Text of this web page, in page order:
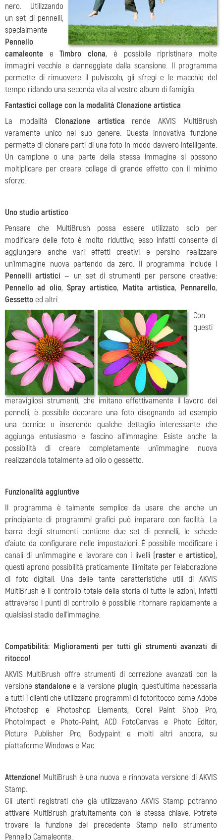
nero. Utilizzando
un set di pennelli,
specialmente
Pennello
camaleonte eTimbro clona, è possibile ripristinare molte
immagini vecchie e danneggiate dalla scansione. Il programma
permette di rimuovere il pulviscolo, gli sfregi e le macchie del
tempo ridando una seconda vita al vostro album di famiglia.
Fantastici collage con la modalità Clonazione artistica
La modalità Clonazione artistica rende AKVIS MultiBrush
veramente unico nel suo genere. Questa innovativa funzione
permette di clonare parti di una foto in modo davvero intelligente.
Un campione o una parte della stessa immagine si possono
moltiplicare per creare collage di grande effetto con il minimo
sforzo.
Uno studio artistico
Pensare che MultiBrush possa essere utilizzato solo per
modificare delle foto è molto riduttivo, esso infatti consente di
aggiungere anche vari effetti creativi e persino realizzare
un'immagine nuova partendo da zero. Il programma include i
Pennelli artistici — un set di strumenti per persone creative:
Pennello ad olio,Spray artistico, Matita artistica, Pennarello,
Gessetto ed altri.
Con
questi
meravigliosi strumenti, che imitano effettivamente il lavoro dei
pennelli, è possibile decorare una foto disegnando ad esempio
una cornice o inserendo qualche dettaglio interessante che
aggiunga entusiasmo e fascino all’immagine. Esiste anche la
possibilità di creare completamente un’immagine nuova
realizzandola totalmente ad olio o gessetto.
Funzionalità aggiuntive
Il programma è talmente semplice da usare che anche un
principiante di programmi grafici può imparare con facilità. La
barra degli strumenti contiene due set di pennelli, le schede
d’aiuto da configurare nelle impostazioni. È possibile modificare i
canali di un’immagine e lavorare con i livelli (raster eartistico),
questi aprono possibilità praticamente illimitate per l'elaborazione
di foto digitali. Una delle tante caratteristiche utili di AKVIS
MultiBrush è il controllo totale della storia di tutte le azioni, infatti
attraverso i punti di controllo è possibile ritornare rapidamente a
qualsiasi stadio dell’immagine.
Compatibilità: Miglioramenti per tutti gli strumenti avanzati di
ritocco!
AKVIS MultiBrush offre strumenti di correzione avanzati con la
versionestandalone e la versione plugin, quest’ultima necessaria
a tutti i clienti che utilizzano programmi di fotoritocco come Adobe
Photoshop e Photoshop Elements, Corel Paint Shop Pro,
PhotoImpact e Photo-Paint, ACD FotoCanvas e Photo Editor,
Picture Publisher Pro, Bodypaint e molti altri ancora, su
piattaforme Windows e Mac.
Attenzione! MultiBrush è una nuova e rinnovata versione di AKVIS
Stamp.
Gli utenti registrati che già utilizzavano AKVIS Stamp potranno
attivare MultiBrush gratuitamente con la stessa chiave. Potrete
trovare la funzione del precedente Stamp nello strumento
Pennello Camaleonte.